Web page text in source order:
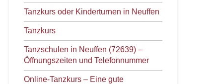
Tanzkurs oder Kinderturnen in Neuffen
Tanzkurs
Tanzschulen in Neuffen (72639) –
Öffnungszeiten und Telefonnummer
Online-Tanzkurs – Eine gute